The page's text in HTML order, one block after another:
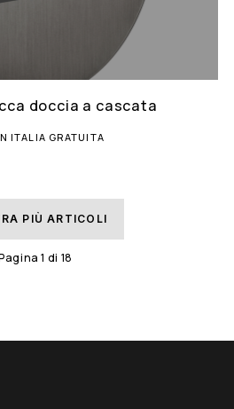
doccia a cascata
ITALIA GRATUITA
PIÙ ARTICOLI
1 di 18